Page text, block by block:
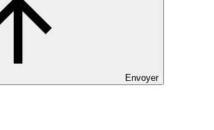
Envoyer